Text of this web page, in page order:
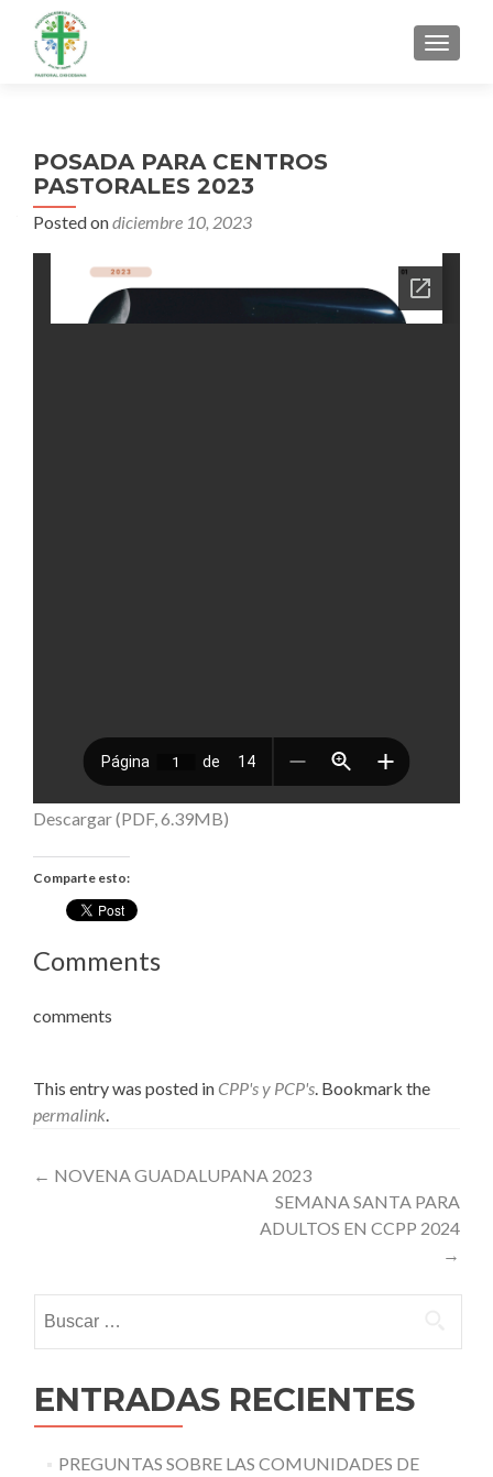
MENU
POSADA PARA CENTROS
PASTORALES 2023
Posted ondiciembre 10, 2023
Descargar (PDF, 6.39MB)
Comparte esto:
Comments
comments
This entry was posted in CPP's y PCP's. Bookmark the
permalink.
Post
← NOVENA GUADALUPANA 2023
SEMANA SANTA PARA
ADULTOS EN CCPP 2024
→
ENTRADAS RECIENTES
PREGUNTAS SOBRE LAS COMUNIDADES DE